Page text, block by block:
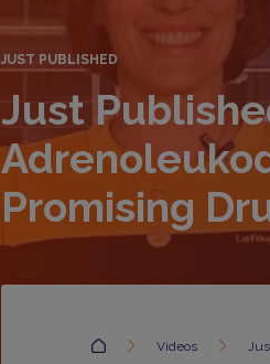
JUST PUBLISHED
Just
Promising
Accueil Videos